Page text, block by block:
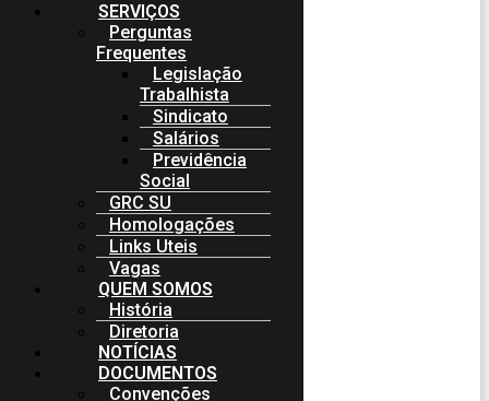
SERVIÇOS
Perguntas
Frequentes
Legislação
Trabalhista
Sindicato
Salários
Previdência
Social
GRC SU
Homologações
Links Uteis
Vagas
QUEM SOMOS
História
Diretoria
NOTÍCIAS
DOCUMENTOS
Convenções